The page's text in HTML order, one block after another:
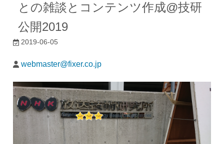
との雑談とコンテンツ作成@技研
公開2019
2019-06-05
webmaster@fixer.co.jp